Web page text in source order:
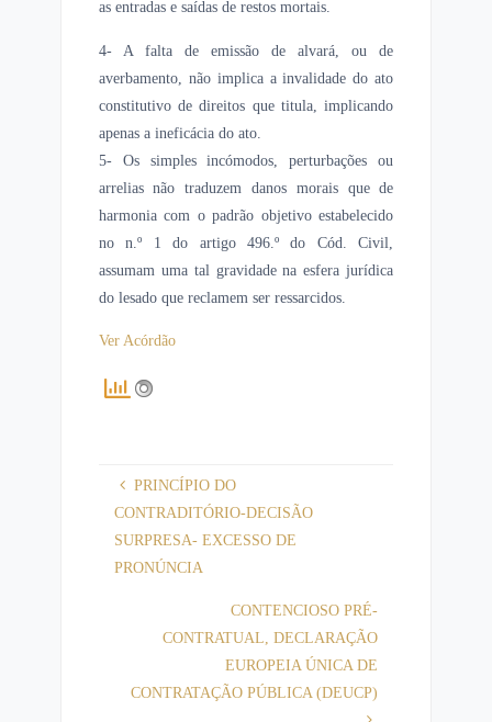
as entradas e saídas de restos mortais.
4- A falta de emissão de alvará, ou de
averbamento, não implica a invalidade do ato
constitutivo de direitos que titula, implicando
apenas a ineficácia do ato.
5- Os simples incómodos, perturbações ou
arrelias não traduzem danos morais que de
harmonia com o padrão objetivo estabelecido
no n.º 1 do artigo 496.º do Cód. Civil,
assumam uma tal gravidade na esfera jurídica
do lesado que reclamem ser ressarcidos.
Ver Acórdão
PRINCÍPIO DO
CONTRADITÓRIO-DECISÃO
SURPRESA- EXCESSO DE
PRONÚNCIA
CONTENCIOSO PRÉ-
CONTRATUAL, DECLARAÇÃO
EUROPEIA ÚNICA DE
CONTRATAÇÃO PÚBLICA (DEUCP)